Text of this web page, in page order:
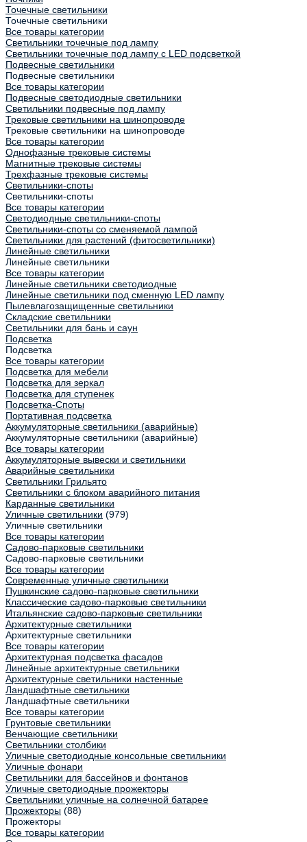
Точечные светильники
Точечные светильники
Все товары категории
Светильники точечные под лампу
Светильники точечные под лампу с LED подсветкой
Подвесные светильники
Подвесные светильники
Все товары категории
Подвесные светодиодные светильники
Светильники подвесные под лампу
Трековые светильники на шинопроводе
Трековые светильники на шинопроводе
Все товары категории
Однофазные трековые системы
Магнитные трековые системы
Трехфазные трековые системы
Светильники-споты
Светильники-споты
Все товары категории
Светодиодные светильники-споты
Светильники-споты со сменяемой лампой
Светильники для растений (фитосветильники)
Линейные светильники
Линейные светильники
Все товары категории
Линейные светильники светодиодные
Линейные светильники под сменную LED лампу
Пылевлагозащищенные светильники
Складские светильники
Светильники для бань и саун
Подсветка
Подсветка
Все товары категории
Подсветка для мебели
Подсветка для зеркал
Подсветка для ступенек
Подсветка-Споты
Портативная подсветка
Аккумуляторные светильники (аварийные)
Аккумуляторные светильники (аварийные)
Все товары категории
Аккумуляторные вывески и светильники
Аварийные светильники
Светильники Грильято
Светильники с блоком аварийного питания
Карданные светильники
Уличные светильники (979)
Уличные светильники
Все товары категории
Садово-парковые светильники
Садово-парковые светильники
Все товары категории
Современные уличные светильники
Пушкинские садово-парковые светильники
Классические садово-парковые светильники
Итальянские садово-парковые светильники
Архитектурные светильники
Архитектурные светильники
Все товары категории
Архитектурная подсветка фасадов
Линейные архитектурные светильники
Архитектурные светильники настенные
Ландшафтные светильники
Ландшафтные светильники
Все товары категории
Грунтовые светильники
Венчающие светильники
Светильники столбики
Уличные светодиодные консольные светильники
Уличные фонари
Светильники для бассейнов и фонтанов
Уличные светодиодные прожекторы
Светильники уличные на солнечной батарее
Прожекторы (88)
Прожекторы
Все товары категории